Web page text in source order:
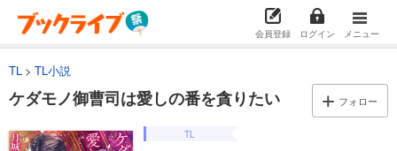
会員登録 ログイン メニュー
TL TL小説
ケダモノ御曹司は愛しの番を貪りたい フォロー
TL